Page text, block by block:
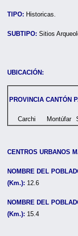
TIPO: Historicas.
SUBTIPO: Sitios
UBICACIÓN:
PROVINCIA CANTÓN
Carchi
Montúfar
CENTROS URBANOS
NOMBRE DEL
(Km.): 12.6
NOMBRE DEL
(Km.): 15.4